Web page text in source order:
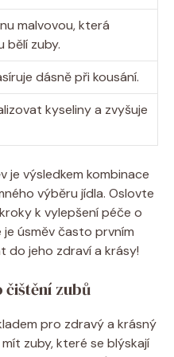
malvovou, která
bělí zuby.
dásně při kousání.
kyseliny a zvyšuje
je výsledkem kombinace
výběru jídla. Oslovte
k vylepšení péče o
je úsměv často prvním
do jeho zdraví a krásy!
zubů
pro zdravý a krásný
zuby, které se blýskají